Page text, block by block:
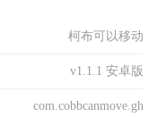
柯布可以移动
v1.1.1 安卓版
com.cobbcanmove.gh